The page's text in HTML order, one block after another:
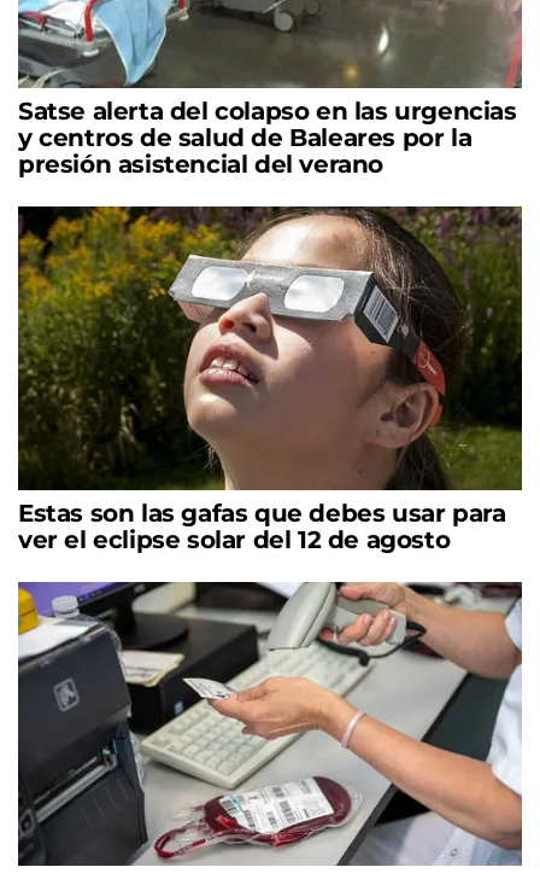
Satse alerta del colapso en las urgencias
y centros de salud de Baleares por la
presión asistencial del verano
Estas son las gafas que debes usar para
ver el eclipse solar del 12 de agosto